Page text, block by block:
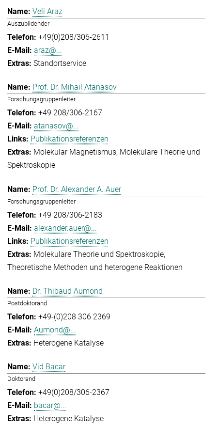
Veli Araz
Auszubildender
+49(0)208/306-2611
araz@...
Standortservice
Prof. Dr. Mihail Atanasov
Forschungsgruppenleiter
+49 208/306-2167
atanasov@...
Publikationsreferenzen
Molekular Magnetismus Molekulare Theorie und
Spektroskopie
Prof. Dr. Alexander A. Auer
Forschungsgruppenleiter
+49 208/306-2183
alexander.auer@...
Publikationsreferenzen
Molekulare Theorie und Spektroskopie
Theoretische Methoden und heterogene Reaktionen
Dr. Thibaud Aumond
Postdoktorand
+49-(0)208 306 2369
Aumond@...
Heterogene Katalyse
Vid Bacar
Doktorand
+49(0)208/306-2367
bacar@...
Heterogene Katalyse